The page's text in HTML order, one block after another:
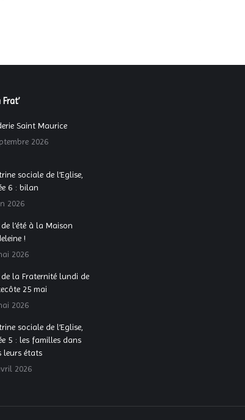
Saint Maurice
2026
sociale de l’Eglise,
6 : bilan
2026
de l’été à la Maison
!
2026
de la Fraternité lundi de
25 mai
2026
sociale de l’Eglise,
5 : les familles dans
leurs états
2026